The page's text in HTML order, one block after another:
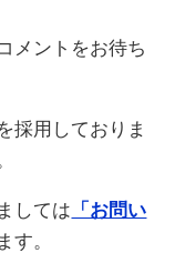
メントをお待ち
採用しておりま
しては 「お問い
す。